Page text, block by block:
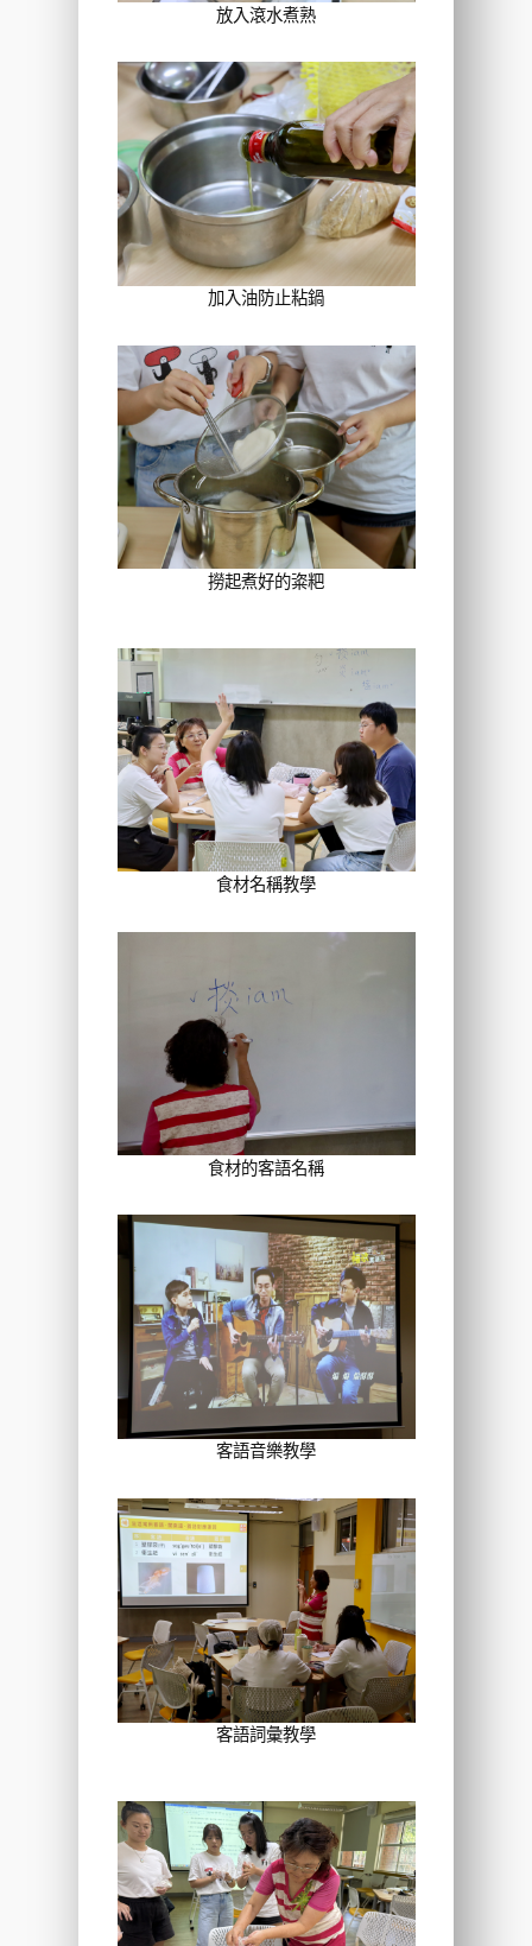
放入滾水煮熟
加入油防止粘鍋
撈起煮好的粢粑
食材名稱教學
食材的客語名稱
客語音樂教學
客語詞彙教學